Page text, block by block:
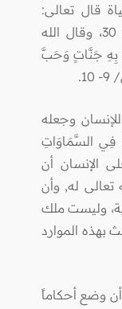
قال تعالى:
(وَجَعَلْنَا مِنَ الْمَاءِ كُلَّ شَيْءٍ حَيٍّ) الأنبياء/ 30، وقال الله
بِهِ جَنَّاتٍ وَحَبَّ
وجعله
فِي السَّمَاوَاتِ
جَمِيعًا( الجاثية/ 13، فعلى الإنسان أن
له, وأن
وليست ملك
بهذه الموارد
أن وضع أحكاماً